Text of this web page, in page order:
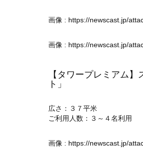
画像 : https://newscast.jp/
画像 : https://newscast.jp/
【タワープレミアム
ト」
広さ：３７平米
ご利用人数：３～４名利用
画像 : https://newscast.jp/